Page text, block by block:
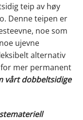
teip av høy
Denne teipen er
noe som
ujevne
alternativ
mer permanent
vårt dobbeltsidige